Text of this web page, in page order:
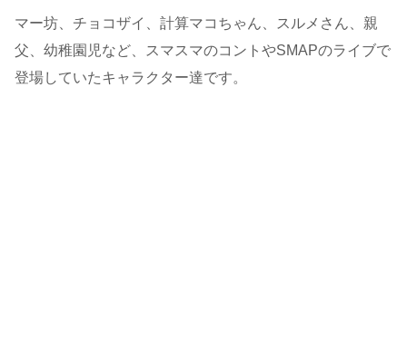
マー坊、チョコザイ、計算マコちゃん、スルメさん、親
父、幼稚園児など、スマスマのコントやSMAPのライブで
登場していたキャラクター達です。